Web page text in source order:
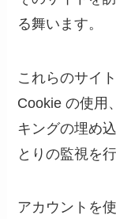
る舞います。
これらのサイ
Cookie の使用
キングの埋め
とりの監視を
アカウントを